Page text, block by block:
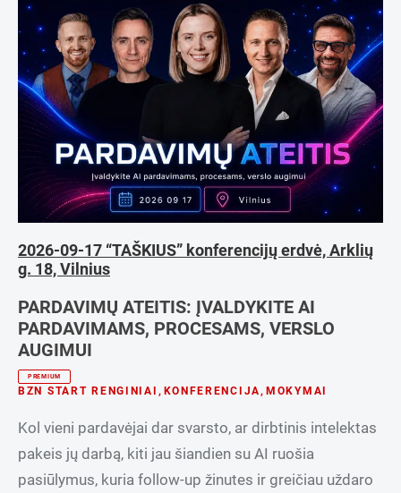
2026-09-17 “TAŠKIUS” konferencijų erdvė, Arklių
g. 18, Vilnius
PARDAVIMŲ ATEITIS: ĮVALDYKITE AI
PARDAVIMAMS, PROCESAMS, VERSLO
AUGIMUI
PREMIUM
BZN START RENGINIAI , KONFERENCIJA,MOKYMAI
Kol vieni pardavėjai dar svarsto, ar dirbtinis intelektas
pakeis jų darbą, kiti jau šiandien su AI ruošia
pasiūlymus, kuria follow-up žinutes ir greičiau uždaro